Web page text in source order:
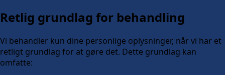
Retlig grundlag for behandling
Vi behandler kun dine personlige oplysninger, når vi har et
retligt grundlag for at gøre det. Dette grundlag kan
omfatte: